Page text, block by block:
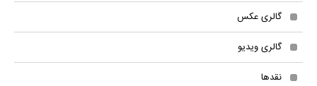
گالری عکس
گالری ویدیو
نقدها